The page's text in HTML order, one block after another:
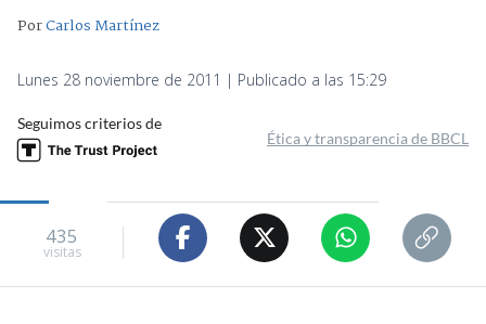
PorCarlos Martínez
Lunes 28 noviembre de 2011 | Publicado a las 15:29
Seguimos criterios de
Ética y transparencia de BBCL
435
visitas